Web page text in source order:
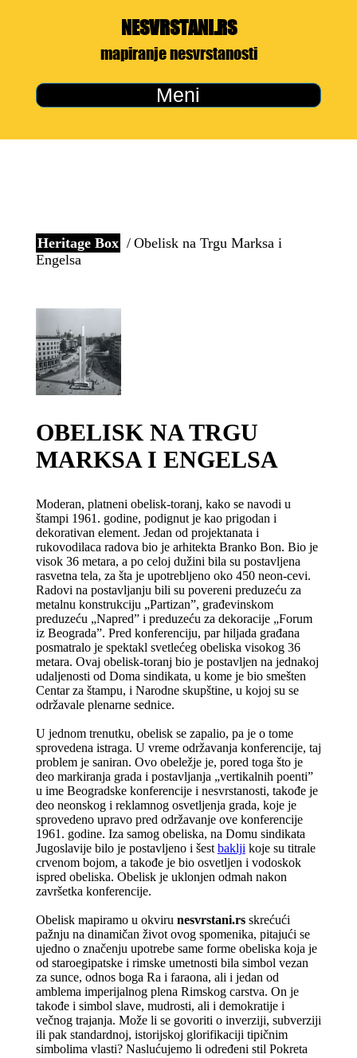
NESVRSTANI.RS
mapiranje nesvrstanosti
Meni
Heritage Box
Obelisk na Trgu Marksa i
Engelsa
OBELISK NA TRGU
MARKSA I ENGELSA
Moderan, platneni obelisk-toranj, kako se navodi u
štampi 1961. godine, podignut je kao prigodan i
dekorativan element. Jedan od projektanata i
rukovodilaca radova bio je arhitekta Branko Bon. Bio je
visok 36 metara, a po celoj dužini bila su postavljena
rasvetna tela, za šta je upotrebljeno oko 450 neon-cevi.
Radovi na postavljanju bili su povereni preduzeću za
metalnu konstrukciju „Partizan”, građevinskom
preduzeću „Napred” i preduzeću za dekoracije „Forum
iz Beograda”. Pred konferenciju, par hiljada građana
posmatralo je spektakl svetlećeg obeliska visokog 36
metara. Ovaj obelisk-toranj bio je postavljen na jednakoj
udaljenosti od Doma sindikata, u kome je bio smešten
Centar za štampu, i Narodne skupštine, u kojoj su se
održavale plenarne sednice.
U jednom trenutku, obelisk se zapalio, pa je o tome
sprovedena istraga. U vreme održavanja konferencije, taj
problem je saniran. Ovo obeležje je, pored toga što je
deo markiranja grada i postavljanja „vertikalnih poentiˮ
u ime Beogradske konferencije i nesvrstanosti, takođe je
deo neonskog i reklamnog osvetljenja grada, koje je
sprovedeno upravo pred održavanje ove konferencije
1961. godine. Iza samog obeliska, na Domu sindikata
Jugoslavije bilo je postavljeno i šest baklji koje su titrale
crvenom bojom, a takođe je bio osvetljen i vodoskok
ispred obeliska. Obelisk je uklonjen odmah nakon
završetka konferencije.
Obelisk mapiramo u okviru nesvrstani.rsskrećući
pažnju na dinamičan život ovog spomenika, pitajući se
ujedno o značenju upotrebe same forme obeliska koja je
od staroegipatske i rimske umetnosti bila simbol vezan
za sunce, odnos boga Ra i faraona, ali i jedan od
amblema imperijalnog plena Rimskog carstva. On je
takođe i simbol slave, mudrosti, ali i demokratije i
večnog trajanja. Može li se govoriti o inverziji, subverziji
ili pak standardnoj, istorijskoj glorifikaciji tipičnim
simbolima vlasti? Naslućujemo li određeni stil Pokreta